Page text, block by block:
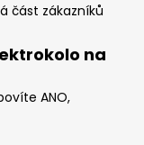
část zákazníků
na
ANO,